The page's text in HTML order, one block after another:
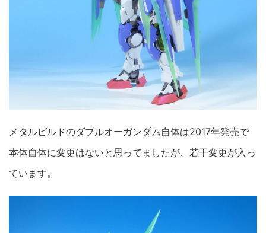
メタルビルドのダブルオーガンダム自体は2017年発売で
本体自体に変更はないと思ってましたが、若干変更が入っ
ています。